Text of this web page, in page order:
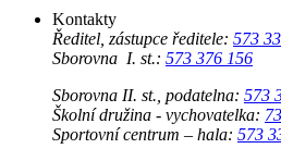
Kontakty
Ředitel, zástupce ředitele: 573
Sborovna I. st.: 573 376 156
Sborovna II. st., podatelna: 573
Školní družina - vychovatelka:
Sportovní centrum – hala: 573